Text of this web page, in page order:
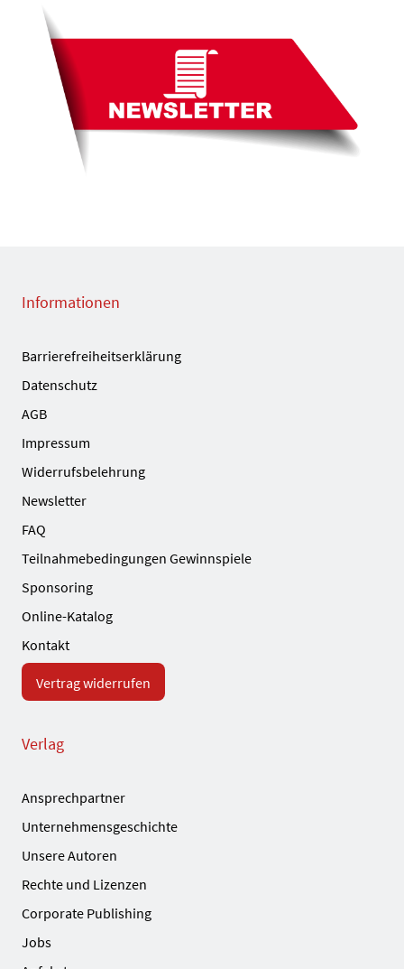
Informationen
Barrierefreiheitserklärung
Datenschutz
AGB
Impressum
Widerrufsbelehrung
Newsletter
FAQ
Teilnahmebedingungen Gewinnspiele
Sponsoring
Online-Katalog
Kontakt
Vertrag widerrufen
Verlag
Ansprechpartner
Unternehmensgeschichte
Unsere Autoren
Rechte und Lizenzen
Corporate Publishing
Jobs